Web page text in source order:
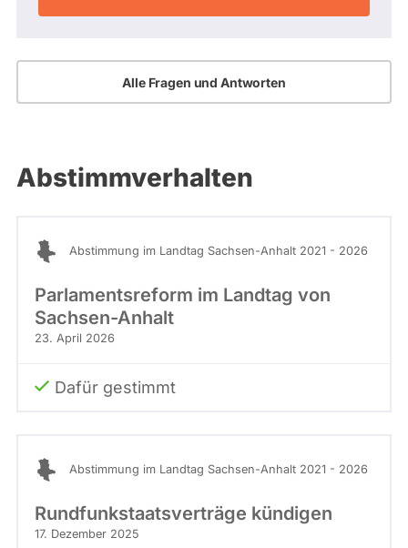
Alle Fragen und Antworten
Abstimmverhalten
Abstimmung im Landtag Sachsen-Anhalt 2021 - 2026
Parlamentsreform im Landtag von
Sachsen-Anhalt
23. April 2026
Dafür gestimmt
Abstimmung im Landtag Sachsen-Anhalt 2021 - 2026
Rundfunkstaatsverträge kündigen
17. Dezember 2025